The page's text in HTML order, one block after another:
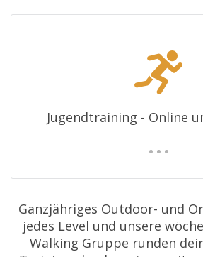
Jugendtraining - Online
Ganzjähriges Outdoor- und
jedes Level und unsere
Walking Gruppe runden